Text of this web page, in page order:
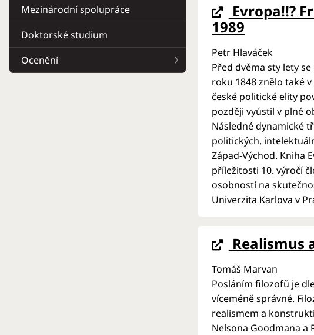
Mezinárodní spolupráce
Doktorské studium
Ocenění
Evropa!!?
1989
Petr Hlaváček
Před dvěma sty lety
roku 1848 znělo také
české politické elity
později vyústil v plné
Následné dynamické
politických,
Západ-Východ. Kniha
příležitosti 10. výročí
osobností na
Univerzita Karlova v
Realismus
Tomáš Marvan
Posláním filozofů je
víceméně správné.
realismem a
Nelsona Goodmana a